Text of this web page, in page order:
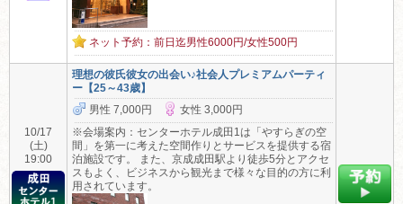
ネット予約：前日迄男性6000円/女性500円
10/17
(土)
19:00
理想の彼氏彼女の出会い♪社会人プレミアムパーティ
ー【25～43歳】
男性 7,000円
女性 3,000円
※会場案内：センターホテル成田1は「やすらぎの空
間」を第一に考えた空間作りとサービスを提供する宿
泊施設です。 また、京成成田駅より徒歩5分とアクセ
スもよく、ビジネスから観光まで様々な目的の方に利
用されています。